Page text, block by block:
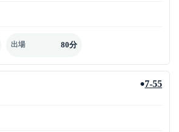
出場 80分
●7-55